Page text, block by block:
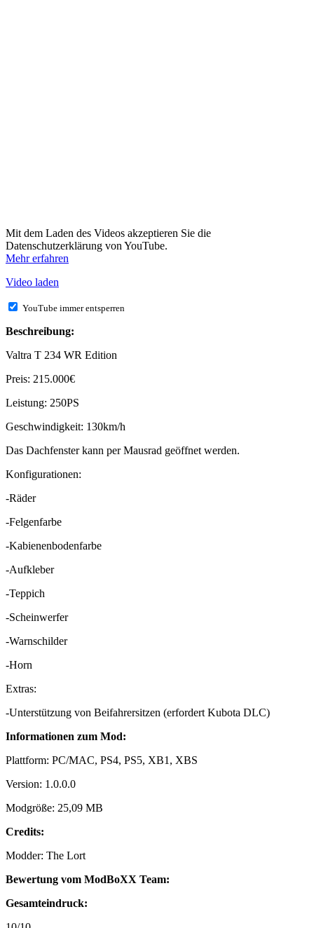
Mit dem Laden des Videos akzeptieren Sie die
Datenschutzerklärung von YouTube.
Mehr erfahren
Video laden
YouTube immer entsperren
Beschreibung:
Valtra T 234 WR Edition
Preis: 215.000€
Leistung: 250PS
Geschwindigkeit: 130km/h
Das Dachfenster kann per Mausrad geöffnet werden.
Konfigurationen:
-Räder
-Felgenfarbe
-Kabienenbodenfarbe
-Aufkleber
-Teppich
-Scheinwerfer
-Warnschilder
-Horn
Extras:
-Unterstützung von Beifahrersitzen (erfordert Kubota DLC)
Informationen zum Mod:
Plattform: PC/MAC, PS4, PS5, XB1, XBS
Version: 1.0.0.0
Modgröße: 25,09 MB
Credits:
Modder: The Lort
Bewertung vom ModBoXX Team:
Gesamteindruck: